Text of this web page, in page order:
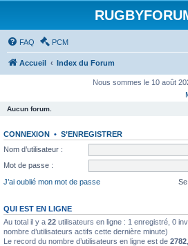
FAQ PCM
Accueil Index du Forum
Nous sommes le 10 août
Aucun forum.
CONNEXION • S’ENREGISTRER
Nom d’utilisateur :
Mot de passe :
J’ai oublié mon mot de passe
QUI EST EN LIGNE
Au total il y a 22 utilisateurs en ligne : 1 enregistré, 0
nombre d’utilisateurs actifs cette dernière minute)
Le record du nombre d’utilisateurs en ligne est de 2782